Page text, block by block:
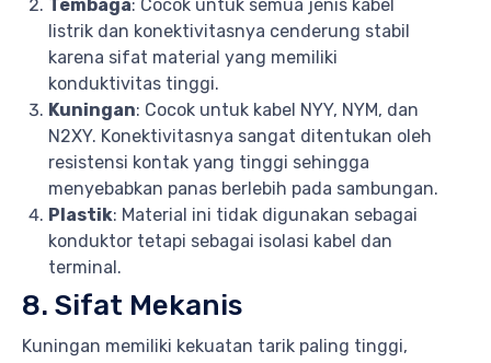
Tembaga: Cocok untuk semua jenis kabel
listrik dan konektivitasnya cenderung stabil
karena sifat material yang memiliki
konduktivitas tinggi.
Kuningan: Cocok untuk kabel NYY, NYM, dan
N2XY. Konektivitasnya sangat ditentukan oleh
resistensi kontak yang tinggi sehingga
menyebabkan panas berlebih pada sambungan.
Plastik: Material ini tidak digunakan sebagai
konduktor tetapi sebagai isolasi kabel dan
terminal.
8. Sifat Mekanis
Kuningan memiliki kekuatan tarik paling tinggi,